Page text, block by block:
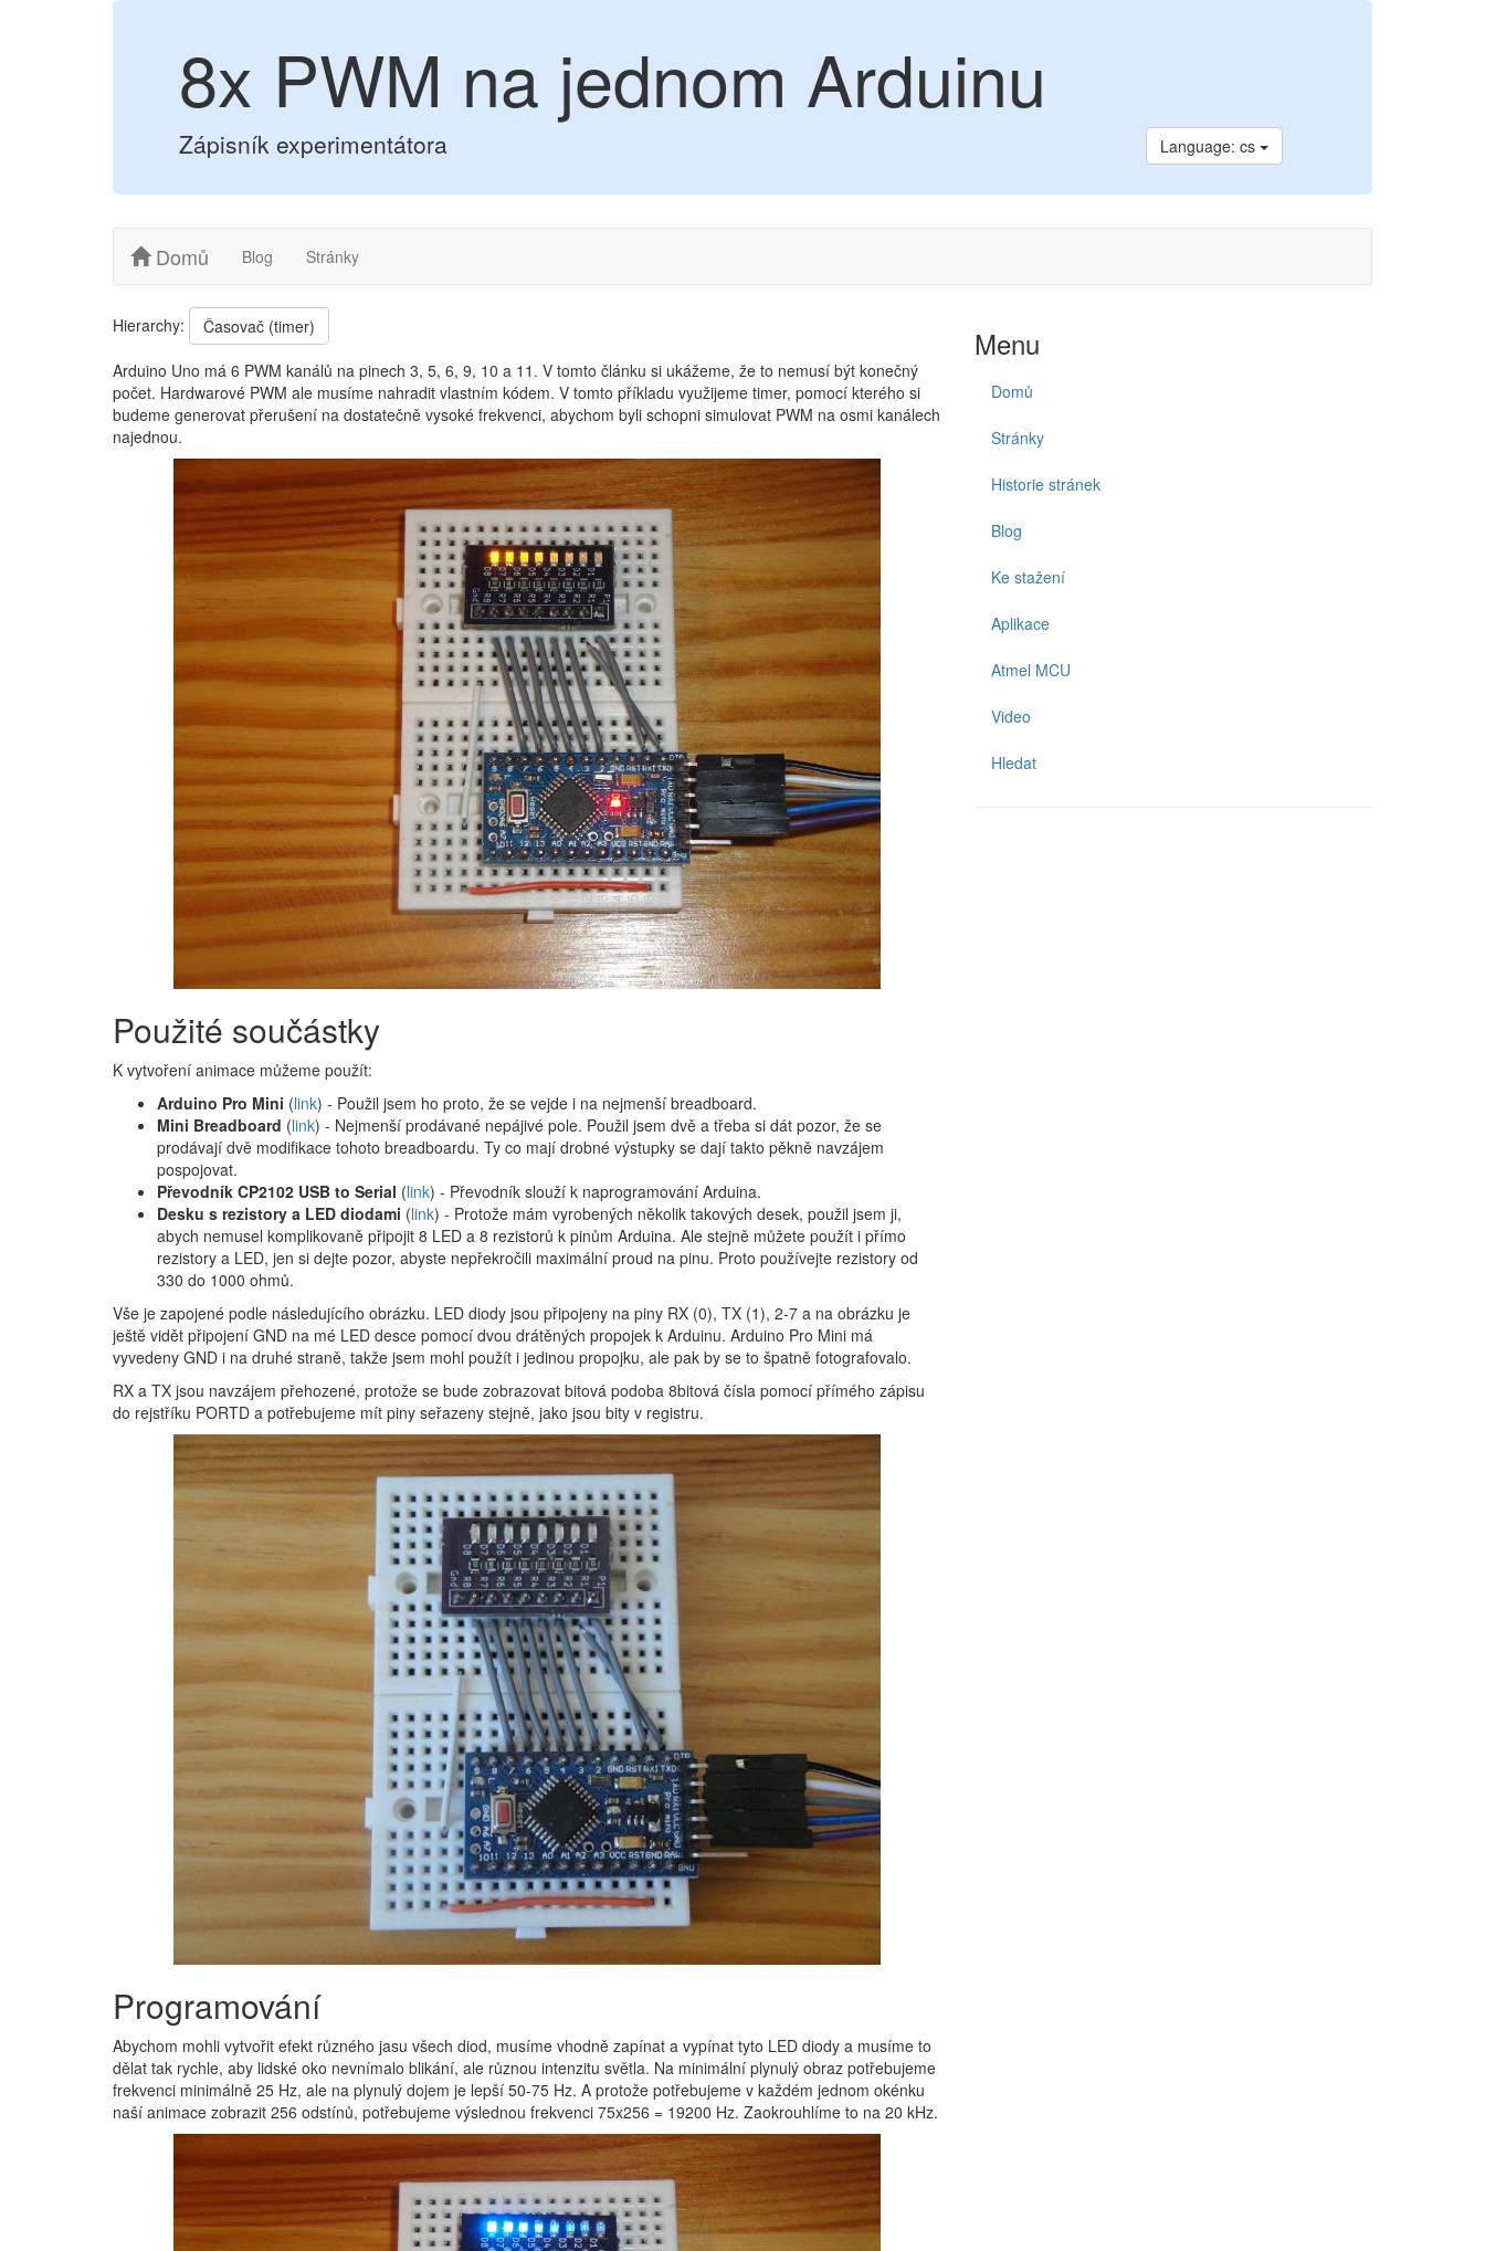
8x PWM na jednom Arduinu
Zápisník experimentátora Language: cs
Domů Blog Stránky
Hierarchy:
Časovač (timer)
Arduino Uno má 6 PWM kanálů na pinech 3, 5, 6, 9, 10 a 11. V tomto článku si ukážeme, že to nemusí být konečný
počet. Hardwarové PWM ale musíme nahradit vlastním kódem. V tomto příkladu využijeme timer, pomocí kterého si
budeme generovat přerušení na dostatečně vysoké frekvenci, abychom byli schopni simulovat PWM na osmi kanálech
najednou.
Použité součástky
K vytvoření animace můžeme použít:
Arduino Pro Mini (link) - Použil jsem ho proto, že se vejde i na nejmenší breadboard.
Mini Breadboard (link) - Nejmenší prodávané nepájivé pole. Použil jsem dvě a třeba si dát pozor, že se
prodávají dvě modifikace tohoto breadboardu. Ty co mají drobné výstupky se dají takto pěkně navzájem
pospojovat.
Převodník CP2102 USB to Serial (link) - Převodník slouží k naprogramování Arduina.
Desku s rezistory a LED diodami (link) - Protože mám vyrobených několik takových desek, použil jsem ji,
abych nemusel komplikovaně připojit 8 LED a 8 rezistorů k pinům Arduina. Ale stejně můžete použít i přímo
rezistory a LED, jen si dejte pozor, abyste nepřekročili maximální proud na pinu. Proto používejte rezistory od
330 do 1000 ohmů.
Vše je zapojené podle následujícího obrázku. LED diody jsou připojeny na piny RX (0), TX (1), 2-7 a na obrázku je
ještě vidět připojení GND na mé LED desce pomocí dvou drátěných propojek k Arduinu. Arduino Pro Mini má
vyvedeny GND i na druhé straně, takže jsem mohl použít i jedinou propojku, ale pak by se to špatně fotografovalo.
RX a TX jsou navzájem přehozené, protože se bude zobrazovat bitová podoba 8bitová čísla pomocí přímého zápisu
do rejstříku PORTD a potřebujeme mít piny seřazeny stejně, jako jsou bity v registru.
Programování
Abychom mohli vytvořit efekt různého jasu všech diod, musíme vhodně zapínat a vypínat tyto LED diody a musíme to
dělat tak rychle, aby lidské oko nevnímalo blikání, ale různou intenzitu světla. Na minimální plynulý obraz potřebujeme
frekvenci minimálně 25 Hz, ale na plynulý dojem je lepší 50-75 Hz. A protože potřebujeme v každém jednom okénku
naší animace zobrazit 256 odstínů, potřebujeme výslednou frekvenci 75x256 = 19200 Hz. Zaokrouhlíme to na 20 kHz.
Menu
Domů
Stránky
Historie stránek
Blog
Ke stažení
Aplikace
Atmel MCU
Video
Hledat